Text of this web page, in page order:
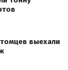
выехали